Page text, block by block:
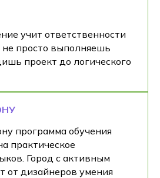
учит ответственности
не просто выполняешь
проект до логического
программа обучения
практическое
Город с активным
от дизайнеров умения